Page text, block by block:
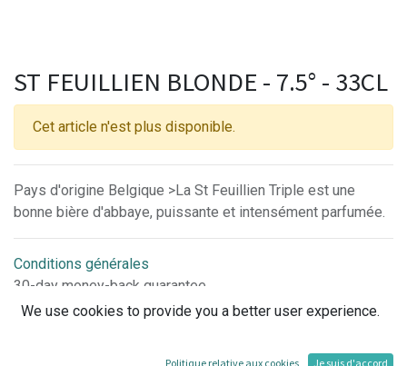
ST FEUILLIEN BLONDE - 7.5° - 33CL
Cet article n'est plus disponible.
Pays d'origine Belgique >La St Feuillien Triple est une
bonne bière d'abbaye, puissante et intensément parfumée.
Conditions générales
30-day money-back guarantee
Shipping: 2-3 Business Days
We use cookies to provide you a better user experience.
Politique relative aux cookies Je suis d'accord